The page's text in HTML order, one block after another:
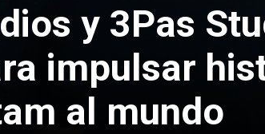
y 3Pas
impulsar
al mundo